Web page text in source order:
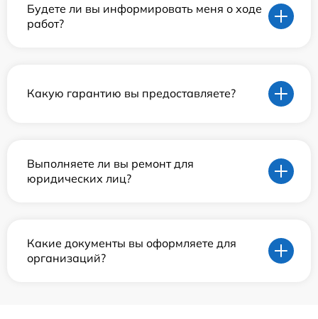
Будете ли вы информировать меня о ходе
работ?
Какую гарантию вы предоставляете?
Выполняете ли вы ремонт для
юридических лиц?
Какие документы вы оформляете для
организаций?